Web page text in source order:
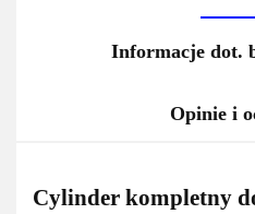
Informacje dot.
Opinie i
Cylinder kompletny